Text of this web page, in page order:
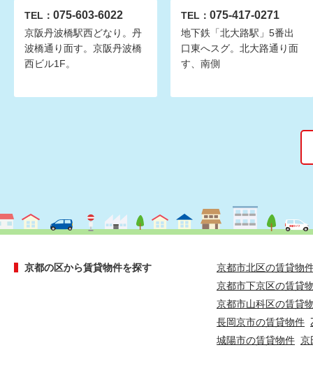
TEL： 075-603-6022
京阪丹波橋駅西どなり。丹
波橋通り面す。京阪丹波橋
西ビル1F。
TEL： 075-417-0271
地下鉄「北大路駅」5番出
口東へスグ。北大路通り面
す、南側
京都の区から賃貸物件を探す
京都市北区の賃貸物
京都市下京区の賃貸
京都市山科区の賃貸
長岡京市の賃貸物件
城陽市の賃貸物件 京